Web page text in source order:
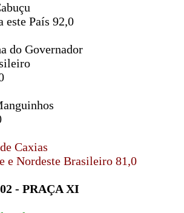
este País 92,0
do Governador
Caxias
e Nordeste Brasileiro 81,0
- PRAÇA XI